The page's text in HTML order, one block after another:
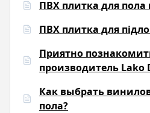
ПВХ плитка для
ПВХ плитка для
Приятно
производитель Lako
Как выбрать
пола?